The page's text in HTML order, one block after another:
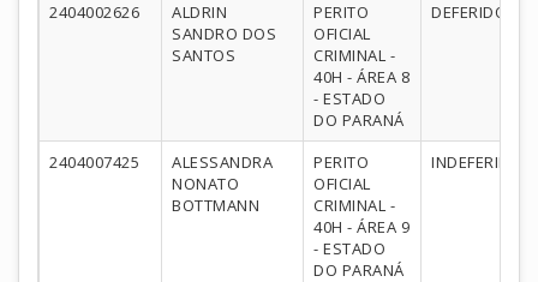
2404002626
ALDRIN
SANDRO DOS
SANTOS
PERITO
OFICIAL
CRIMINAL -
40H - ÁREA 8
- ESTADO
DO PARANÁ
DEFERIDO
2404007425
ALESSANDRA
NONATO
BOTTMANN
PERITO
OFICIAL
CRIMINAL -
40H - ÁREA 9
- ESTADO
DO PARANÁ
INDEFERIDO